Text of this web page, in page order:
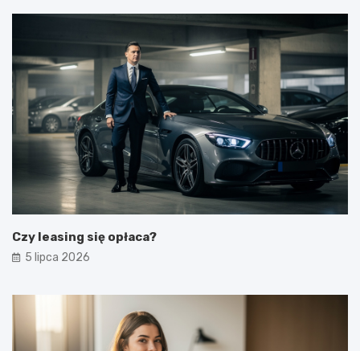
Czy leasing się opłaca?
5 lipca 2026